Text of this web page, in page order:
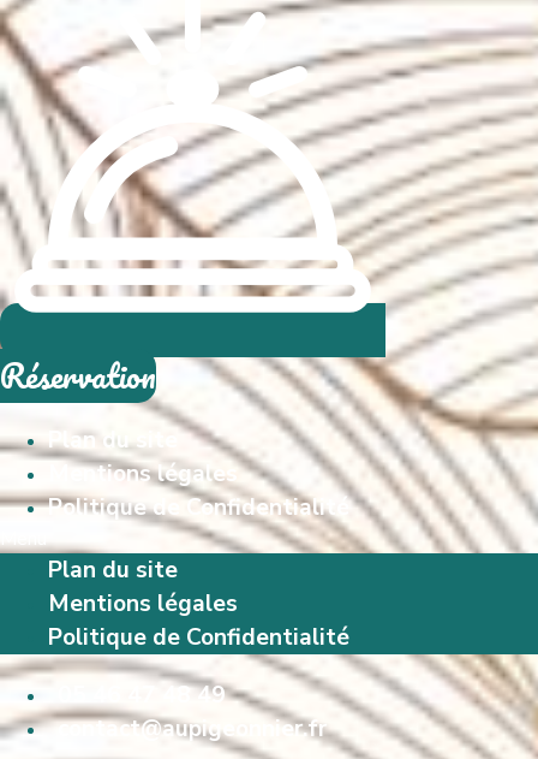
Réservation
Plan du site
Mentions légales
Politique de Confidentialité
Menu
Plan du site
Mentions légales
Politique de Confidentialité
05 46 47 48 49
contact@aupigeonnier.fr